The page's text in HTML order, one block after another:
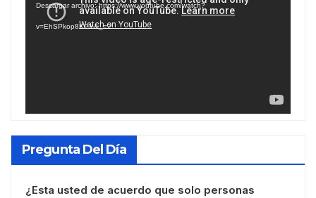
vídeo
Descargar archivo: https://www.youtube.com/watch?
v=EhSPkop8KPY&_=2
Pregunta Del Día
¿Esta usted de acuerdo que solo personas